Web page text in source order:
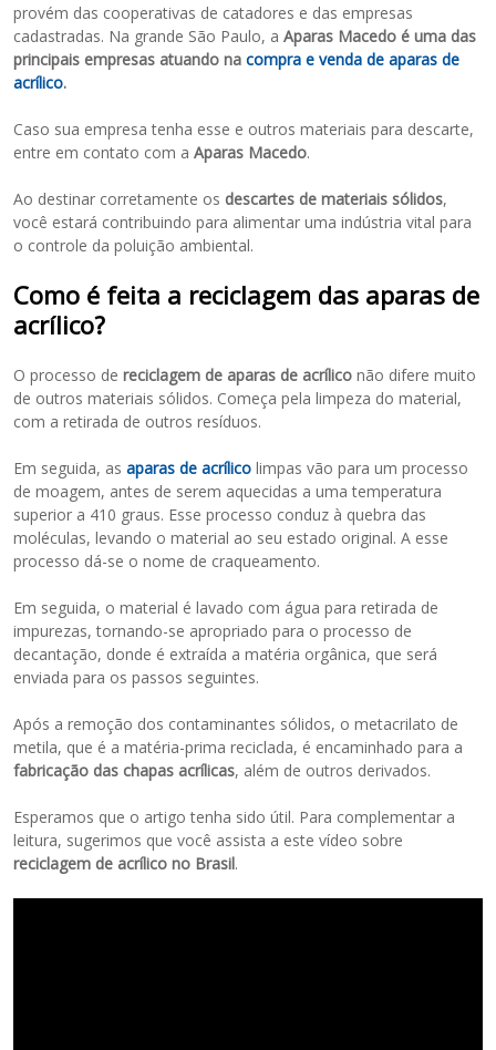
provém das cooperativas de catadores e das empresas
cadastradas. Na grande São Paulo, aAparas Macedo é uma das
principais empresas atuando nacompra e venda de aparas de
acrílico.
Caso sua empresa tenha esse e outros materiais para descarte,
entre em contato com aAparas Macedo.
Ao destinar corretamente os descartes de materiais sólidos,
você estará contribuindo para alimentar uma indústria vital para
o controle da poluição ambiental.
Como é feita a reciclagem das aparas de
acrílico?
O processo dereciclagem de aparas de acrílico não difere muito
de outros materiais sólidos. Começa pela limpeza do material,
com a retirada de outros resíduos.
Em seguida, asaparas de acrílico limpas vão para um processo
de moagem, antes de serem aquecidas a uma temperatura
superior a 410 graus. Esse processo conduz à quebra das
moléculas, levando o material ao seu estado original. A esse
processo dá-se o nome de craqueamento.
Em seguida, o material é lavado com água para retirada de
impurezas, tornando-se apropriado para o processo de
decantação, donde é extraída a matéria orgânica, que será
enviada para os passos seguintes.
Após a remoção dos contaminantes sólidos, o metacrilato de
metila, que é a matéria-prima reciclada, é encaminhado para a
fabricação das chapas acrílicas, além de outros derivados.
Esperamos que o artigo tenha sido útil. Para complementar a
leitura, sugerimos que você assista a este vídeo sobre
reciclagem de acrílico no Brasil.